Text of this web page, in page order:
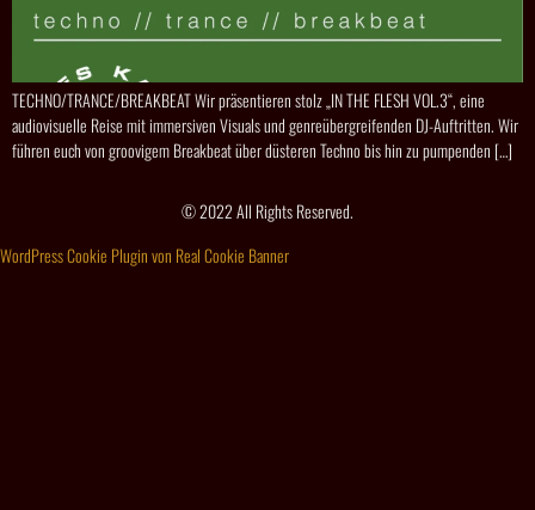
TECHNO/TRANCE/BREAKBEAT Wir präsentieren stolz „IN THE FLESH VOL.3“, eine
audiovisuelle Reise mit immersiven Visuals und genreübergreifenden DJ-Auftritten. Wir
führen euch von groovigem Breakbeat über düsteren Techno bis hin zu pumpenden […]
© 2022 All Rights Reserved.
WordPress Cookie Plugin von Real Cookie Banner